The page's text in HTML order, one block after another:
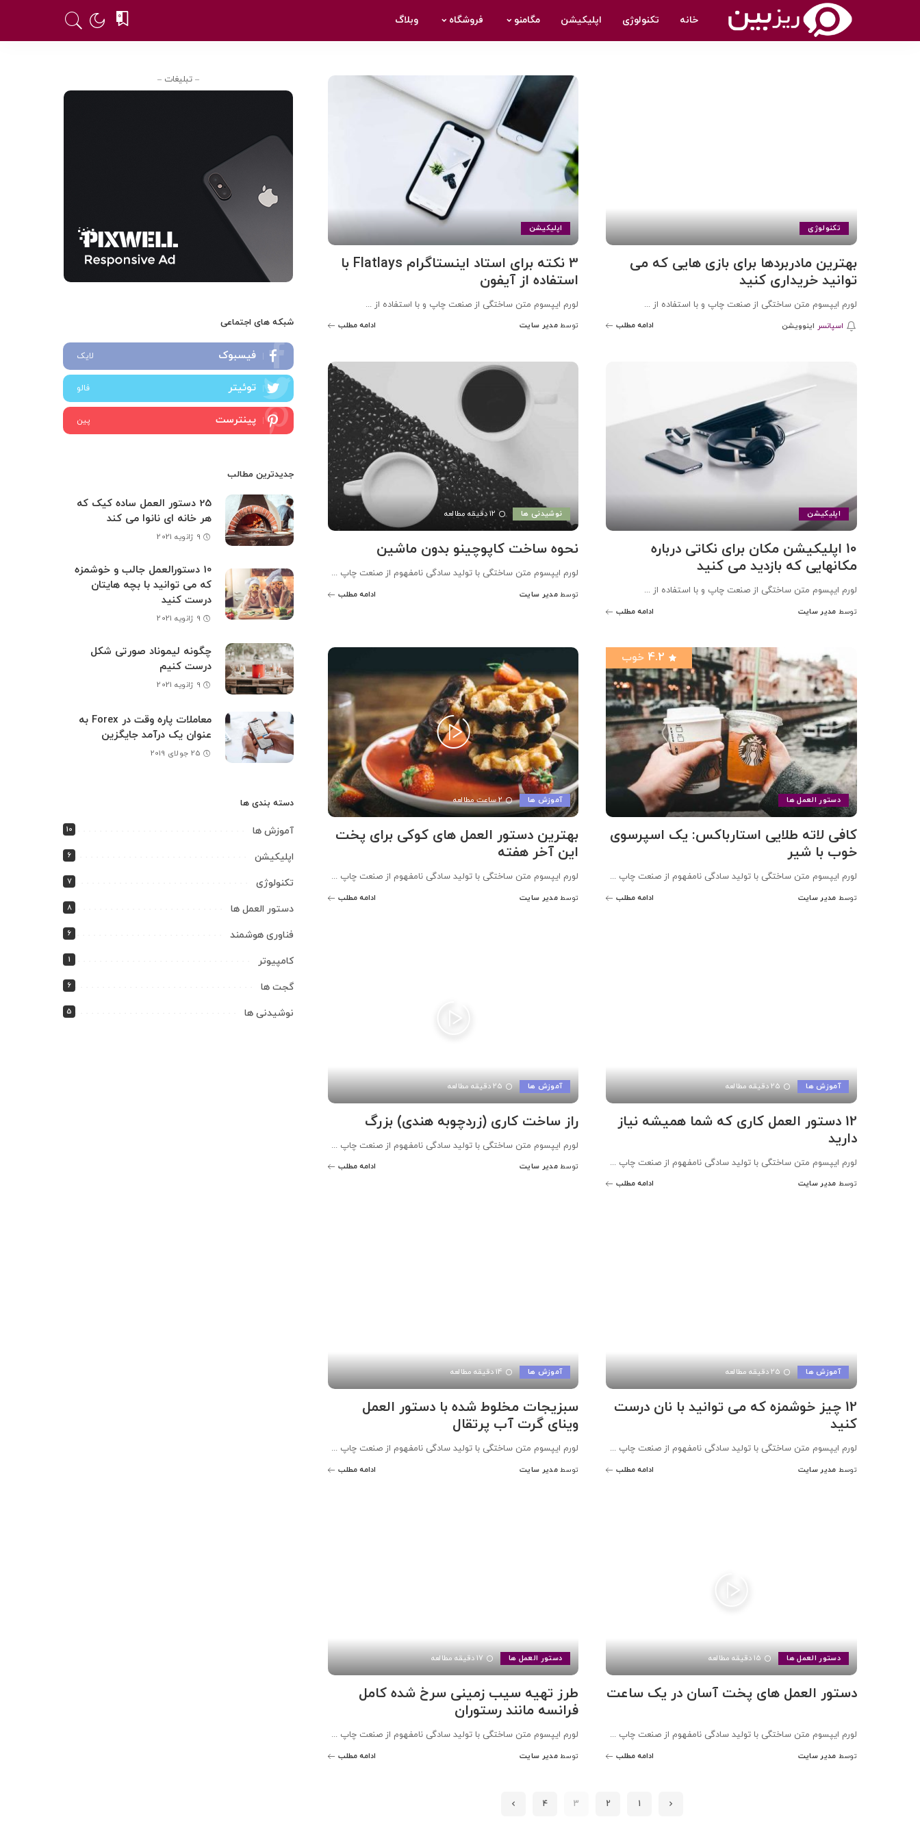
خانه تکنولوژی اپلیکیشن مگامنو
اعلامیه حریم خصوصی
حقوق حریم خصوصی
تبلیغات مبتنی بر علاقه
شرایط استفاده
تبلیغات
فروشگاه وبلاگ 0
تبلیغات مبتنی بر علاقه
شرایط استفاده
نقشه سایت
مشتری
خدمات
تکنولوژی
بهترین مادربردها برای بازی هایی که می
توانید خریداری کنید
لورم ایپسوم متن ساختگی از صنعت چاپ و با استفاده از ...
اسپانسر اینوویشن ادامه مطلب
اپلیکیشن
3 نکته برای استاد اینستاگرام Flatlays با
استفاده از آیفون
لورم ایپسوم متن ساختگی از صنعت چاپ و با استفاده از ...
ارسال
توسط مدیر سایت ادامه مطلب
اپلیکیشن
10 اپلیکیشن مکان برای نکاتی درباره
مکانهایی که بازدید می کنید
لورم ایپسوم متن ساختگی از صنعت چاپ و با استفاده از ...
ارسال
توسط مدیر سایت ادامه مطلب
نوشیدنی ها 12 دقیقه مطالعه
نحوه ساخت کاپوچینو بدون ماشین
لورم ایپسوم متن ساختگی با تولید سادگی نامفهوم از صنعت چاپ ...
ارسال
توسط مدیر سایت ادامه مطلب
دستور العمل ها
4.2 خوب
کافی لاته طلایی استارباکس: یک اسپرسوی
خوب با شیر
لورم ایپسوم متن ساختگی با تولید سادگی نامفهوم از صنعت چاپ ...
ارسال
توسط مدیر سایت ادامه مطلب
آموزش ها 2 ساعت مطالعه
بهترین دستور العمل های کوکی برای پخت
این آخر هفته
لورم ایپسوم متن ساختگی با تولید سادگی نامفهوم از صنعت چاپ ...
ارسال
توسط مدیر سایت ادامه مطلب
آموزش ها 25 دقیقه مطالعه
12 دستور العمل کاری که شما همیشه نیاز
دارید
لورم ایپسوم متن ساختگی با تولید سادگی نامفهوم از صنعت چاپ ...
ارسال
توسط مدیر سایت ادامه مطلب
آموزش ها 25 دقیقه مطالعه
راز ساخت کاری (زردچوبه هندی) بزرگ
لورم ایپسوم متن ساختگی با تولید سادگی نامفهوم از صنعت چاپ ...
ارسال
توسط مدیر سایت ادامه مطلب
آموزش ها 25 دقیقه مطالعه
12 چیز خوشمزه که می توانید با نان درست
کنید
لورم ایپسوم متن ساختگی با تولید سادگی نامفهوم از صنعت چاپ ...
ارسال
توسط مدیر سایت ادامه مطلب
آموزش ها 14 دقیقه مطالعه
سبزیجات مخلوط شده با دستور العمل
وینای گرت آب پرتقال
لورم ایپسوم متن ساختگی با تولید سادگی نامفهوم از صنعت چاپ ...
ارسال
توسط مدیر سایت ادامه مطلب
دستور العمل ها 15 دقیقه مطالعه
دستور العمل های پخت آسان در یک ساعت
لورم ایپسوم متن ساختگی با تولید سادگی نامفهوم از صنعت چاپ ...
ارسال
توسط مدیر سایت ادامه مطلب
دستور العمل ها 17 دقیقه مطالعه
طرز تهیه سیب زمینی سرخ شده کامل
فرانسه مانند رستوران
لورم ایپسوم متن ساختگی با تولید سادگی نامفهوم از صنعت چاپ ...
ارسال
توسط مدیر سایت ادامه مطلب
1
2
3
4
– تبلیغات –
شبکه های اجتماعی
فیسبوک لایک
توئیتر فالو
پینترست پین
جدیدترین مطالب
25 دستور العمل ساده کیک که
هر خانه ای نانوا می کند
9 ژانویه 2021
10 دستورالعمل جالب و خوشمزه
که می توانید با بچه هایتان
درست کنید
9 ژانویه 2021
چگونه لیموناد صورتی شکل
درست کنیم
9 ژانویه 2021
معاملات پاره وقت در Forex به
عنوان یک درآمد جایگزین
25 جولای 2019
دسته بندی ها
آموزش ها 10
اپلیکیشن 6
تکنولوژی 7
دستور العمل ها 8
فناوری هوشمند 6
کامپیوتر 1
گجت ها 6
نوشیدنی ها 5